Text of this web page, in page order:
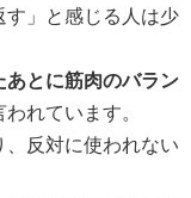
す」と感じる人は少
あとに筋肉のバラン
れています。
反対に使われない